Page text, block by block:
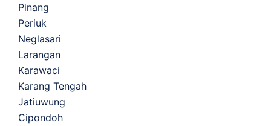
Pinang
Periuk
Neglasari
Larangan
Karawaci
Karang Tengah
Jatiuwung
Cipondoh